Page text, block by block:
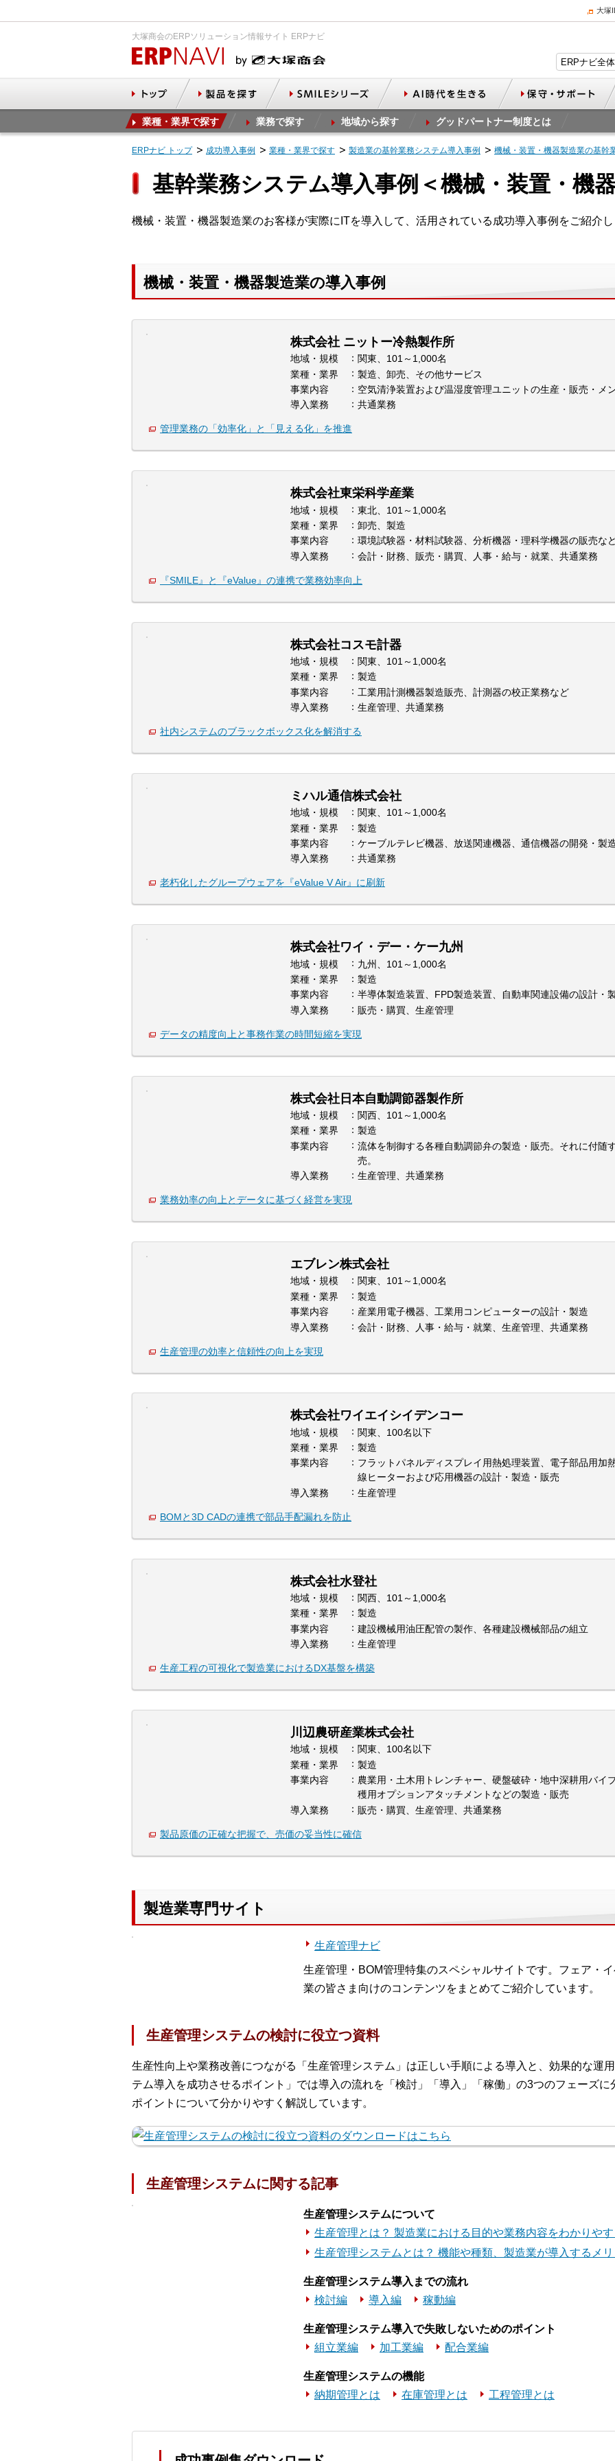
大塚
大塚商会のERPソリューション情報サイト ERPナビ
業種・業界で探す 業務で探す 地域から探す グッドパートナー制度とは
ERPナビ トップ 成功導入事例 業種・業界で探す 製造業の基幹業務システム導入事例 機械・装置・機器製造業の基幹
基幹業務システム導入事例＜機械・装置・機
機械・装置・機器製造業のお客様が実際にITを導入して、活用されている成功導入事例をご紹介し
機械・装置・機器製造業の導入事例
株式会社 ニットー冷熱製作所
地域・規模
関東、101～1,000名
業種・業界
製造、卸売、その他サービス
事業内容
空気清浄装置および温湿度管理ユニットの生産・販売・メ
導入業務
共通業務
管理業務の「効率化」と「見える化」を推進
株式会社東栄科学産業
地域・規模
東北、101～1,000名
業種・業界
卸売、製造
事業内容
環境試験器・材料試験器、分析機器・理科学機器の販売な
導入業務
会計・財務、販売・購買、人事・給与・就業、共通業務
『SMILE』と『eValue』の連携で業務効率向上
株式会社コスモ計器
地域・規模
関東、101～1,000名
業種・業界
製造
事業内容
工業用計測機器製造販売、計測器の校正業務など
導入業務
生産管理、共通業務
社内システムのブラックボックス化を解消する
ミハル通信株式会社
地域・規模
関東、101～1,000名
業種・業界
製造
事業内容
ケーブルテレビ機器、放送関連機器、通信機器の開発・製
導入業務
共通業務
老朽化したグループウェアを『eValue V Air』に刷新
株式会社ワイ・デー・ケー九州
地域・規模
九州、101～1,000名
業種・業界
製造
事業内容
半導体製造装置、FPD製造装置、自動車関連設備の設計・
導入業務
販売・購買、生産管理
データの精度向上と事務作業の時間短縮を実現
株式会社日本自動調節器製作所
地域・規模
関西、101～1,000名
業種・業界
製造
事業内容
流体を制御する各種自動調節弁の製造・販売。それに付随
売。
導入業務
生産管理、共通業務
業務効率の向上とデータに基づく経営を実現
エブレン株式会社
地域・規模
関東、101～1,000名
業種・業界
製造
事業内容
産業用電子機器、工業用コンピューターの設計・製造
導入業務
会計・財務、人事・給与・就業、生産管理、共通業務
生産管理の効率と信頼性の向上を実現
株式会社ワイエイシイデンコー
地域・規模
関東、100名以下
業種・業界
製造
事業内容
フラットパネルディスプレイ用熱処理装置、電子部品用加
線ヒーターおよび応用機器の設計・製造・販売
導入業務
生産管理
BOMと3D CADの連携で部品手配漏れを防止
株式会社水登社
地域・規模
関西、101～1,000名
業種・業界
製造
事業内容
建設機械用油圧配管の製作、各種建設機械部品の組立
導入業務
生産管理
生産工程の可視化で製造業におけるDX基盤を構築
川辺農研産業株式会社
地域・規模
関東、100名以下
業種・業界
製造
事業内容
農業用・土木用トレンチャー、硬盤破砕・地中深耕用バイ
穫用オプションアタッチメントなどの製造・販売
導入業務
販売・購買、生産管理、共通業務
製品原価の正確な把握で、売価の妥当性に確信
製造業専門サイト
生産管理ナビ
生産管理・BOM管理特集のスペシャルサイトです。フェア・
業の皆さま向けのコンテンツをまとめてご紹介しています。
生産管理システムの検討に役立つ資料
生産性向上や業務改善につながる「生産管理システム」は正しい手順による導入と、効果的な運
テム導入を成功させるポイント」では導入の流れを「検討」「導入」「稼働」の3つのフェーズ
ポイントについて分かりやすく解説しています。
生産管理システムに関する記事
生産管理システムについて
生産管理とは？ 製造業における目的や業務内容をわかりやす
生産管理システムとは？ 機能や種類、製造業が導入するメ
生産管理システム導入までの流れ
検討編
導入編 稼動編
生産管理システム導入で失敗しないためのポイント
組立業編
加工業編 配合業編
生産管理システムの機能
納期管理とは
在庫管理とは 工程管理とは